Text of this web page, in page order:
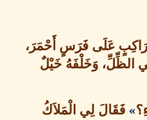
فَرَسٍ أَحْمَرَ،
وَخَلْفَهُ خَيْلٌ
لِي الْمَلاَكُ